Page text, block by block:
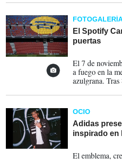
ampliando su
histórico.
El Spotify
puertas
El 7 de
a fuego en la
azulgrana. Tras
cuando el
un contundente
regreso al
realidad,
entrenamiento
OCIO
Adidas
inspirado en
El emblema,